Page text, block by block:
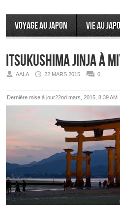
Voyage au Japon Vie au
itsukushima jinja à
AALA 22 MARS 2015 0
Dernière mise à jour22nd mars, 2015, 8:39 AM